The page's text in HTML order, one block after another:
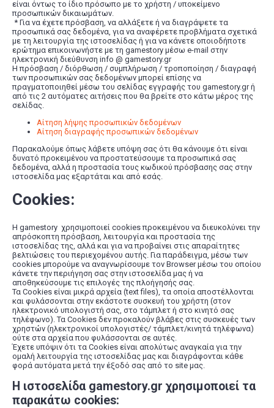
είναι όντως το ίδιο πρόσωπο με το χρήστη / υποκείμενο
προσωπικών δικαιωμάτων.
* Για να έχετε πρόσβαση, να αλλάξετε ή να διαγράψετε τα
προσωπικά σας δεδομένα, για να αναφέρετε προβλήματα σχετικά
με τη λειτουργία της ιστοσελίδας ή για να κάνετε οποιοδήποτε
ερώτημα επικοινωνήστε με τη gamestory μέσω e-mail στην
ηλεκτρονική διεύθυνση info @ gamestory.gr
Η πρόσβαση / διόρθωση / συμπλήρωση / τροποποίηση / διαγραφή
των προσωπικών σας δεδομένων μπορεί επίσης να
πραγματοποιηθεί μέσω του σελίδας εγγραφής του gamestory.gr ή
από τις 2 αυτόματες αιτήσεις που θα βρείτε στο κάτω μέρος της
σελίδας.
Αίτηση λήψης προσωπικών δεδομένων
Αίτηση διαγραφής προσωπικών δεδομένων
Παρακαλούμε όπως λάβετε υπόψη σας ότι θα κάνουμε ότι είναι
δυνατό προκειμένου να προστατεύσουμε τα προσωπικά σας
δεδομένα, αλλά η προστασία τους κωδικού πρόσβασης σας στην
ιστοσελίδα μας εξαρτάται και από εσάς.
Cookies:
H gamestory χρησιμοποιεί cookies προκειμένου να διευκολύνει την
απρόσκοπτη πρόσβαση, λειτουργία και προστασία της
ιστοσελίδας της, αλλά και για να προβαίνει στις απαραίτητες
βελτιώσεις του περιεχομένου αυτής. Για παράδειγμα, μέσω των
cookies μπορούμε να αναγνωρίσουμε τον Browser μέσω του οποίου
κάνετε την περιήγηση σας στην ιστοσελίδα μας ή να
αποθηκεύσουμε τις επιλογές της πλοήγησής σας.
Τα Cookies είναι μικρά αρχεία (text files), τα οποία απoστέλλονται
και φυλάσσονται στην εκάστοτε συσκευή του χρήστη (στον
ηλεκτρονικό υπολογιστή σας, στο τάμπλετ ή στο κινητό σας
τηλέφωνο). Τα Cookies δεν προκαλούν βλάβες στις συσκευές των
χρηστών (ηλεκτρονικοί υπολογιστές/ τάμπλετ/κινητά τηλέφωνα)
ούτε στα αρχεία που φυλάσσονται σε αυτές.
Έχετε υπόψιν ότι τα Cookies είναι απολύτως αναγκαία για την
ομαλή λειτουργία της ιστοσελίδας μας και διαγράφονται κάθε
φορά αυτόματα μετά την έξοδό σας από το site μας.
Η ιστοσελίδα gamestory.gr χρησιμοποιεί τα
παρακάτω cookies: